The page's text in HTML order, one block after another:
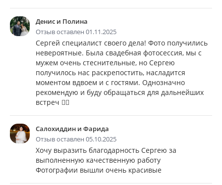
Денис и Полина
Отзыв оставлен 01.11.2025
Сергей специалист своего дела! Фото получились
невероятные. Была свадебная фотосессия, мы с
мужем очень стеснительные, но Сергею
получилось нас раскрепостить, насладится
моментом вдвоем и с гостями. Однозначно
рекомендую и буду обращаться для дальнейших
встреч 👍🏻
Салохиддин и Фарида
Отзыв оставлен 05.10.2025
Хочу выразить благодарность Сергею за
выполненную качественную работу
Фотографии вышли очень красивые